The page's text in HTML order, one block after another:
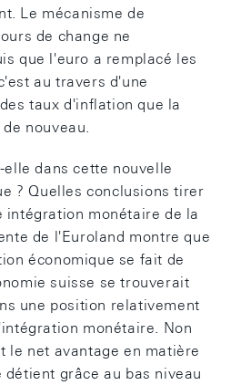
Le mécanisme de
de change ne
que l'euro a remplacé les
au travers d'une
taux d'inflation que la
nouveau.
dans cette nouvelle
? Quelles conclusions tirer
intégration monétaire de la
de l'Euroland montre que
économique se fait de
suisse se trouverait
une position relativement
monétaire. Non
le net avantage en matière
grâce au bas niveau